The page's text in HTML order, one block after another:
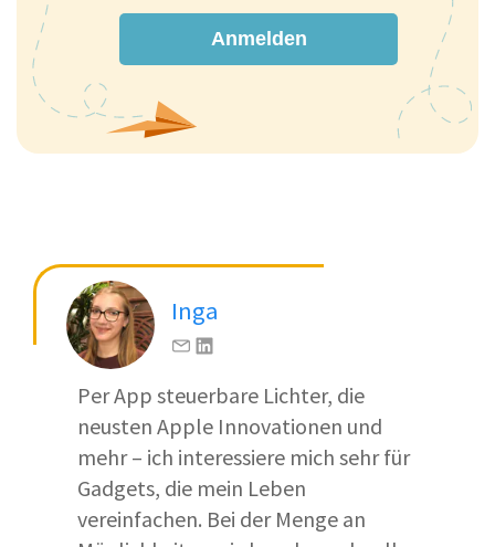
Anmelden
Inga
Per App steuerbare Lichter, die
neusten Apple Innovationen und
mehr – ich interessiere mich sehr für
Gadgets, die mein Leben
vereinfachen. Bei der Menge an